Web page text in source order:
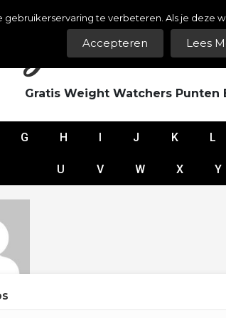
Watchers
Gratis Weight Watchers Punten
G H I J K L
U V W X Y
te verbeteren. Als je deze
Accepteren Lees